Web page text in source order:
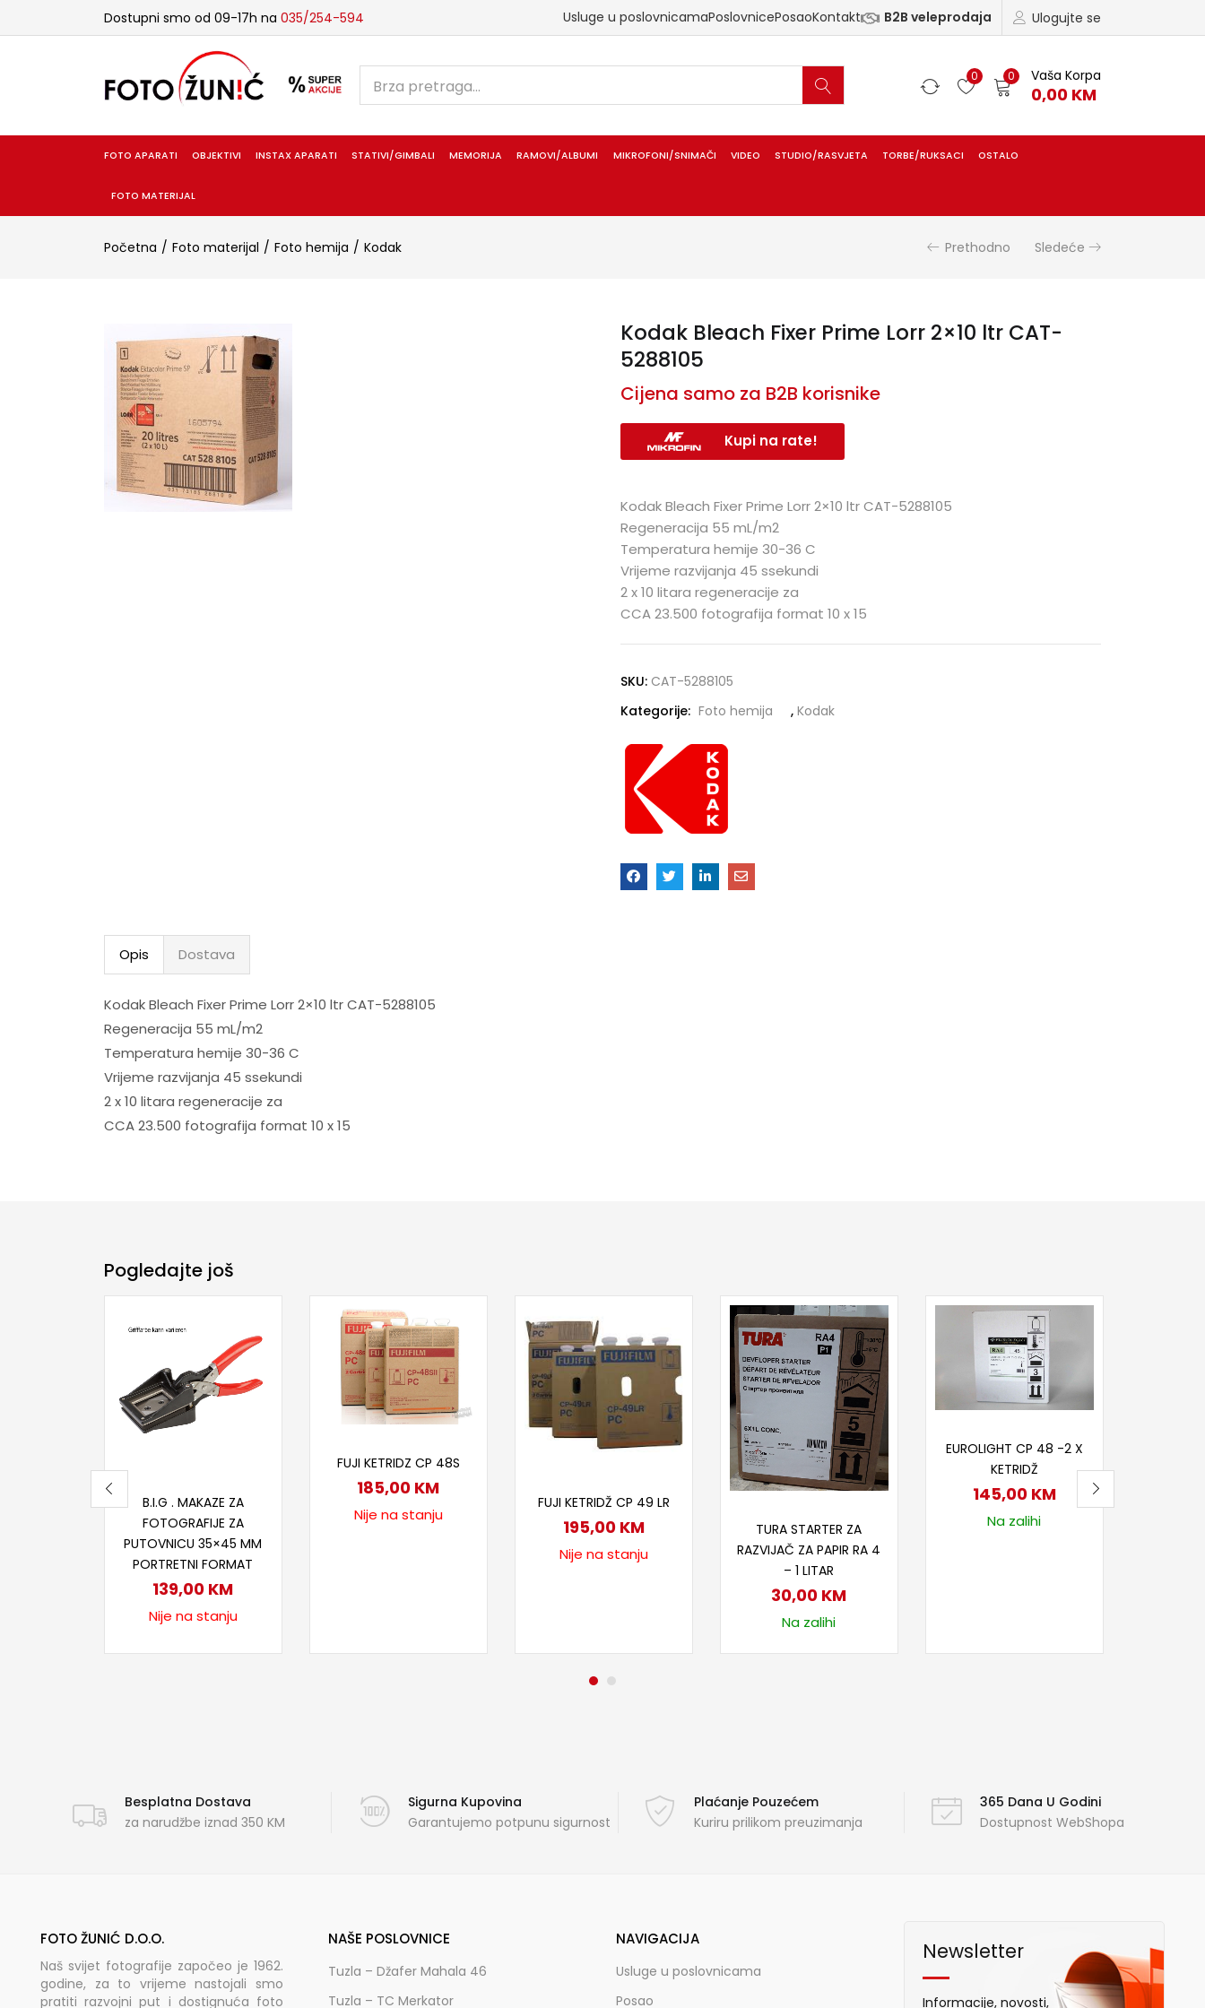
Dostupni smo od 09-17h na 035/254-594 Ulogujte se
Usluge u poslovnicamaPoslovnicePosaoKontakt B2B veleprodaja
0 0 Vaša Korpa
0,00 KM
FOTO APARATI OBJEKTIVI INSTAX APARATI STATIVI/GIMBALI MEMORIJA RAMOVI/ALBUMI MIKROFONI/SNIMAČI VIDEO STUDIO/RASVJETA TORBE/RUKSACI OSTALO
FOTO MATERIJAL
Početna Foto materijal Foto hemija Kodak Prethodno Sledeće
Kodak Bleach Fixer Prime Lorr 2×10 ltr CAT-
5288105
Cijena samo za B2B korisnike
Kupi na rate!
Kodak Bleach Fixer Prime Lorr 2×10 ltr CAT-5288105
Regeneracija 55 mL/m2
Temperatura hemije 30-36 C
Vrijeme razvijanja 45 ssekundi
2 x 10 litara regeneracije za
CCA 23.500 fotografija format 10 x 15
SKU: CAT-5288105
Kategorije: Foto hemija , Kodak
Opis Dostava
Kodak Bleach Fixer Prime Lorr 2×10 ltr CAT-5288105
Regeneracija 55 mL/m2
Temperatura hemije 30-36 C
Vrijeme razvijanja 45 ssekundi
2 x 10 litara regeneracije za
CCA 23.500 fotografija format 10 x 15
Pogledajte još
B.I.G . MAKAZE ZA
FOTOGRAFIJE ZA
PUTOVNICU 35×45 MM
PORTRETNI FORMAT
139,00 KM
Nije na stanju
FUJI KETRIDZ CP 48S
185,00 KM
Nije na stanju
FUJI KETRIDŽ CP 49 LR
195,00 KM
Nije na stanju
TURA STARTER ZA
RAZVIJAČ ZA PAPIR RA 4
– 1 LITAR
30,00 KM
Na zalihi
EUROLIGHT CP 48 -2 X
KETRIDŽ
145,00 KM
Na zalihi
Besplatna Dostava
za narudžbe iznad 350 KM
Sigurna Kupovina
Garantujemo potpunu sigurnost
Plaćanje Pouzećem
Kuriru prilikom preuzimanja
365 Dana U Godini
Dostupnost WebShopa
FOTO ŽUNIĆ D.O.O.
Naš svijet fotografije započeo je 1962.
godine, za to vrijeme nastojali smo
pratiti razvojni put i dostignuća foto
NAŠE POSLOVNICE
Tuzla – Džafer Mahala 46
Tuzla – TC Merkator
NAVIGACIJA
Usluge u poslovnicama
Posao
Newsletter
Informacije, novosti,